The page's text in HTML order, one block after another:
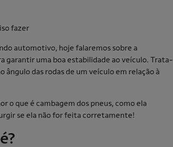
automotivo, hoje falaremos sobre a
garantir uma boa estabilidade ao veículo. Trata-
ângulo das rodas de um veículo em relação à
o que é cambagem dos pneus, como ela
se ela não for feita corretamente!